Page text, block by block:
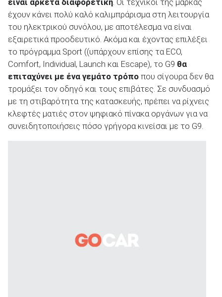
έχουν κάνει πολύ καλό καλιμπράρισμα στη λειτουργία
του ηλεκτρικού συνόλου, με αποτέλεσμα να είναι
εξαιρετικά προοδευτικό. Ακόμα και έχοντας επιλέξει
το πρόγραμμα Sport ((υπάρχουν επίσης τα ECO,
Comfort, Individual, Launch και Escape), το G9 θα
επιταχύνει με ένα γεμάτο τρόπο που σίγουρα δεν θα
τρομάξει τον οδηγό και τους επιβάτες. Σε συνδυασμό
με τη στιβαρότητα της κατασκευής, πρέπει να ρίχνεις
κλεφτές ματιές στον ψηφιακό πίνακα οργάνων για να
συνειδητοποιήσεις πόσο γρήγορα κινείσαι με το G9.